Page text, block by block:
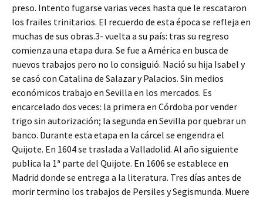
preso. Intento fugarse varias veces hasta que le rescataron
los frailes trinitarios. El recuerdo de esta época se refleja en
muchas de sus obras.3- vuelta a su país: tras su regreso
comienza una etapa dura. Se fue a América en busca de
nuevos trabajos pero no lo consiguió. Nació su hija Isabel y
se casó con Catalina de Salazar y Palacios. Sin medios
económicos trabajo en Sevilla en los mercados. Es
encarcelado dos veces: la primera en Córdoba por vender
trigo sin autorización; la segunda en Sevilla por quebrar un
banco. Durante esta etapa en la cárcel se engendra el
Quijote. En 1604 se traslada a Valladolid. Al año siguiente
publica la 1ª parte del Quijote. En 1606 se establece en
Madrid donde se entrega a la literatura. Tres días antes de
morir termino los trabajos de Persiles y Segismunda. Muere